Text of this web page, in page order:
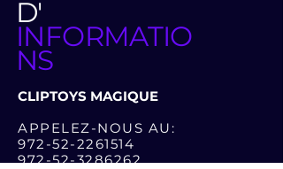
D'
INFORMATIO
NS
CLIPTOYS MAGIQUE
APPELEZ-NOUS AU:
972-52-2261514
972-52-3286262